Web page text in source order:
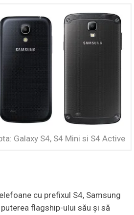
Galaxy S4, S4 Mini si S4 Active
cu prefixul S4, Samsung
flagship-ului său şi să